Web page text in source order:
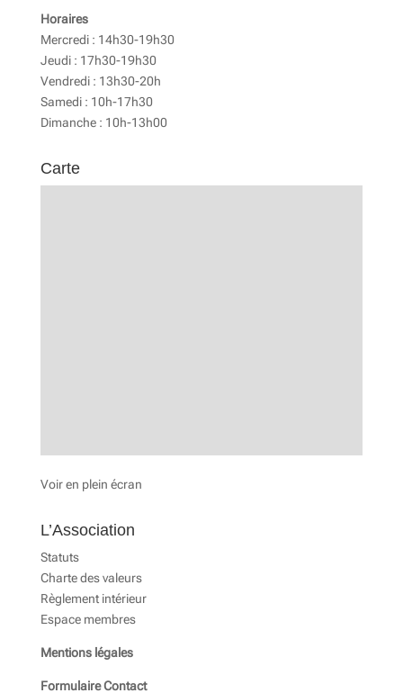
Horaires
Mercredi : 14h30-19h30
Jeudi : 17h30-19h30
Vendredi : 13h30-20h
Samedi : 10h-17h30
Dimanche : 10h-13h00
Carte
Voir en plein écran
L’Association
Statuts
Charte des valeurs
Règlement intérieur
Espace membres
Mentions légales
Formulaire Contact